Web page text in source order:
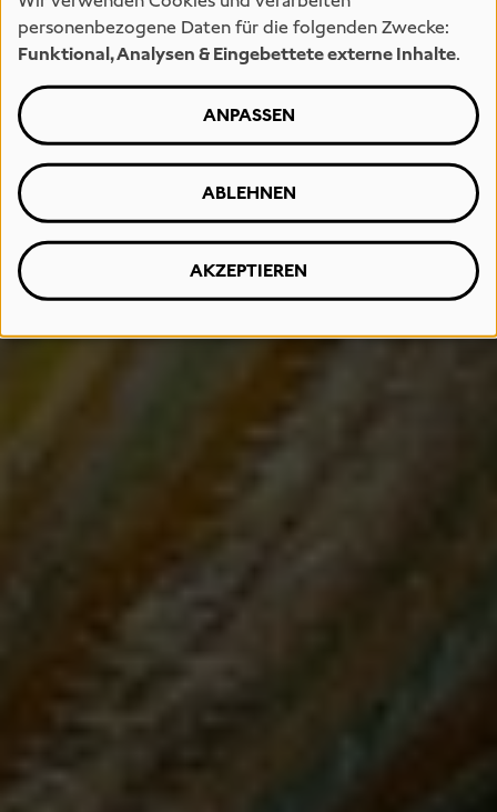
personenbezogene Daten für die folgenden Zwecke:
Funktional, Analysen & Eingebettete externe Inhalte.
ANPASSEN
ABLEHNEN
AKZEPTIEREN